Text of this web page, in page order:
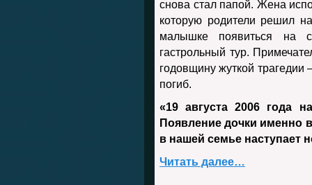
снова стал папой. Жена
которую родители решил
малышке появиться на
гастрольный тур.
годовщину жуткой трагедии
погиб.
«19 августа 2006 года
Появление дочки именно
в нашей семье наступает
Читать далее…